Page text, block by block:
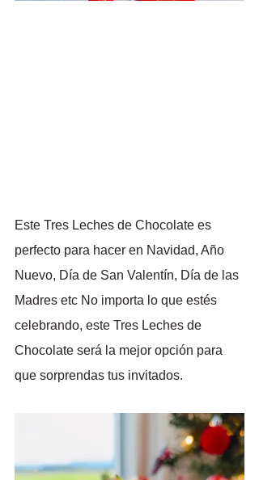
Este Tres Leches de Chocolate es
perfecto para hacer en Navidad, Año
Nuevo, Día de San Valentín, Día de las
Madres etc No importa lo que estés
celebrando, este Tres Leches de
Chocolate será la mejor opción para
que sorprendas tus invitados.